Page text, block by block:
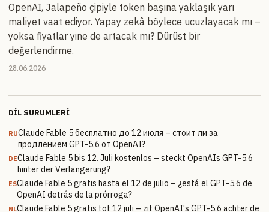
OpenAI, Jalapeño çipiyle token başına yaklaşık yarı
maliyet vaat ediyor. Yapay zekâ böylece ucuzlayacak mı –
yoksa fiyatlar yine de artacak mı? Dürüst bir
değerlendirme.
28.06.2026
DIL SURUMLERI
RUClaude Fable 5 бесплатно до 12 июля – стоит ли за
продлением GPT-5.6 от OpenAI?
DEClaude Fable 5 bis 12. Juli kostenlos – steckt OpenAIs GPT-5.6
hinter der Verlängerung?
ESClaude Fable 5 gratis hasta el 12 de julio – ¿está el GPT-5.6 de
OpenAI detrás de la prórroga?
NLClaude Fable 5 gratis tot 12 juli – zit OpenAI's GPT-5.6 achter de